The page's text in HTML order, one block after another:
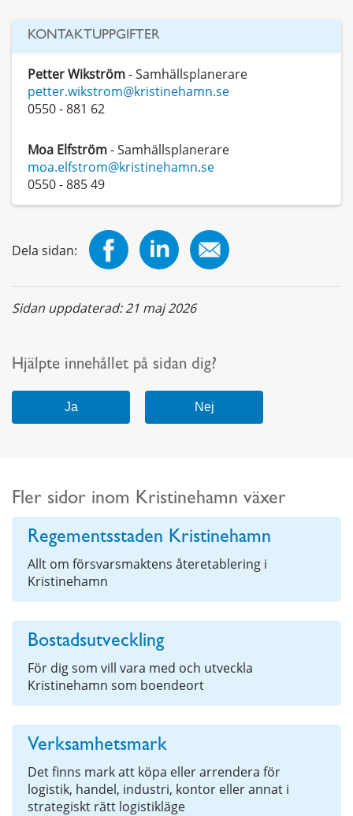
KONTAKTUPPGIFTER
Petter Wikström- Samhällsplanerare
petter.wikstrom@kristinehamn.se
0550 - 881 62
Moa Elfström- Samhällsplanerare
moa.elfstrom@kristinehamn.se
0550 - 885 49
Dela sidan:
Sidan uppdaterad:21 maj 2026
Hjälpte innehållet på sidan dig?
Fler sidor inom Kristinehamn växer
Regementsstaden Kristinehamn
Allt om försvarsmaktens återetablering i
Kristinehamn
Bostadsutveckling
För dig som vill vara med och utveckla
Kristinehamn som boendeort
Verksamhetsmark
Det finns mark att köpa eller arrendera för
logistik, handel, industri, kontor eller annat i
strategiskt rätt logistikläge